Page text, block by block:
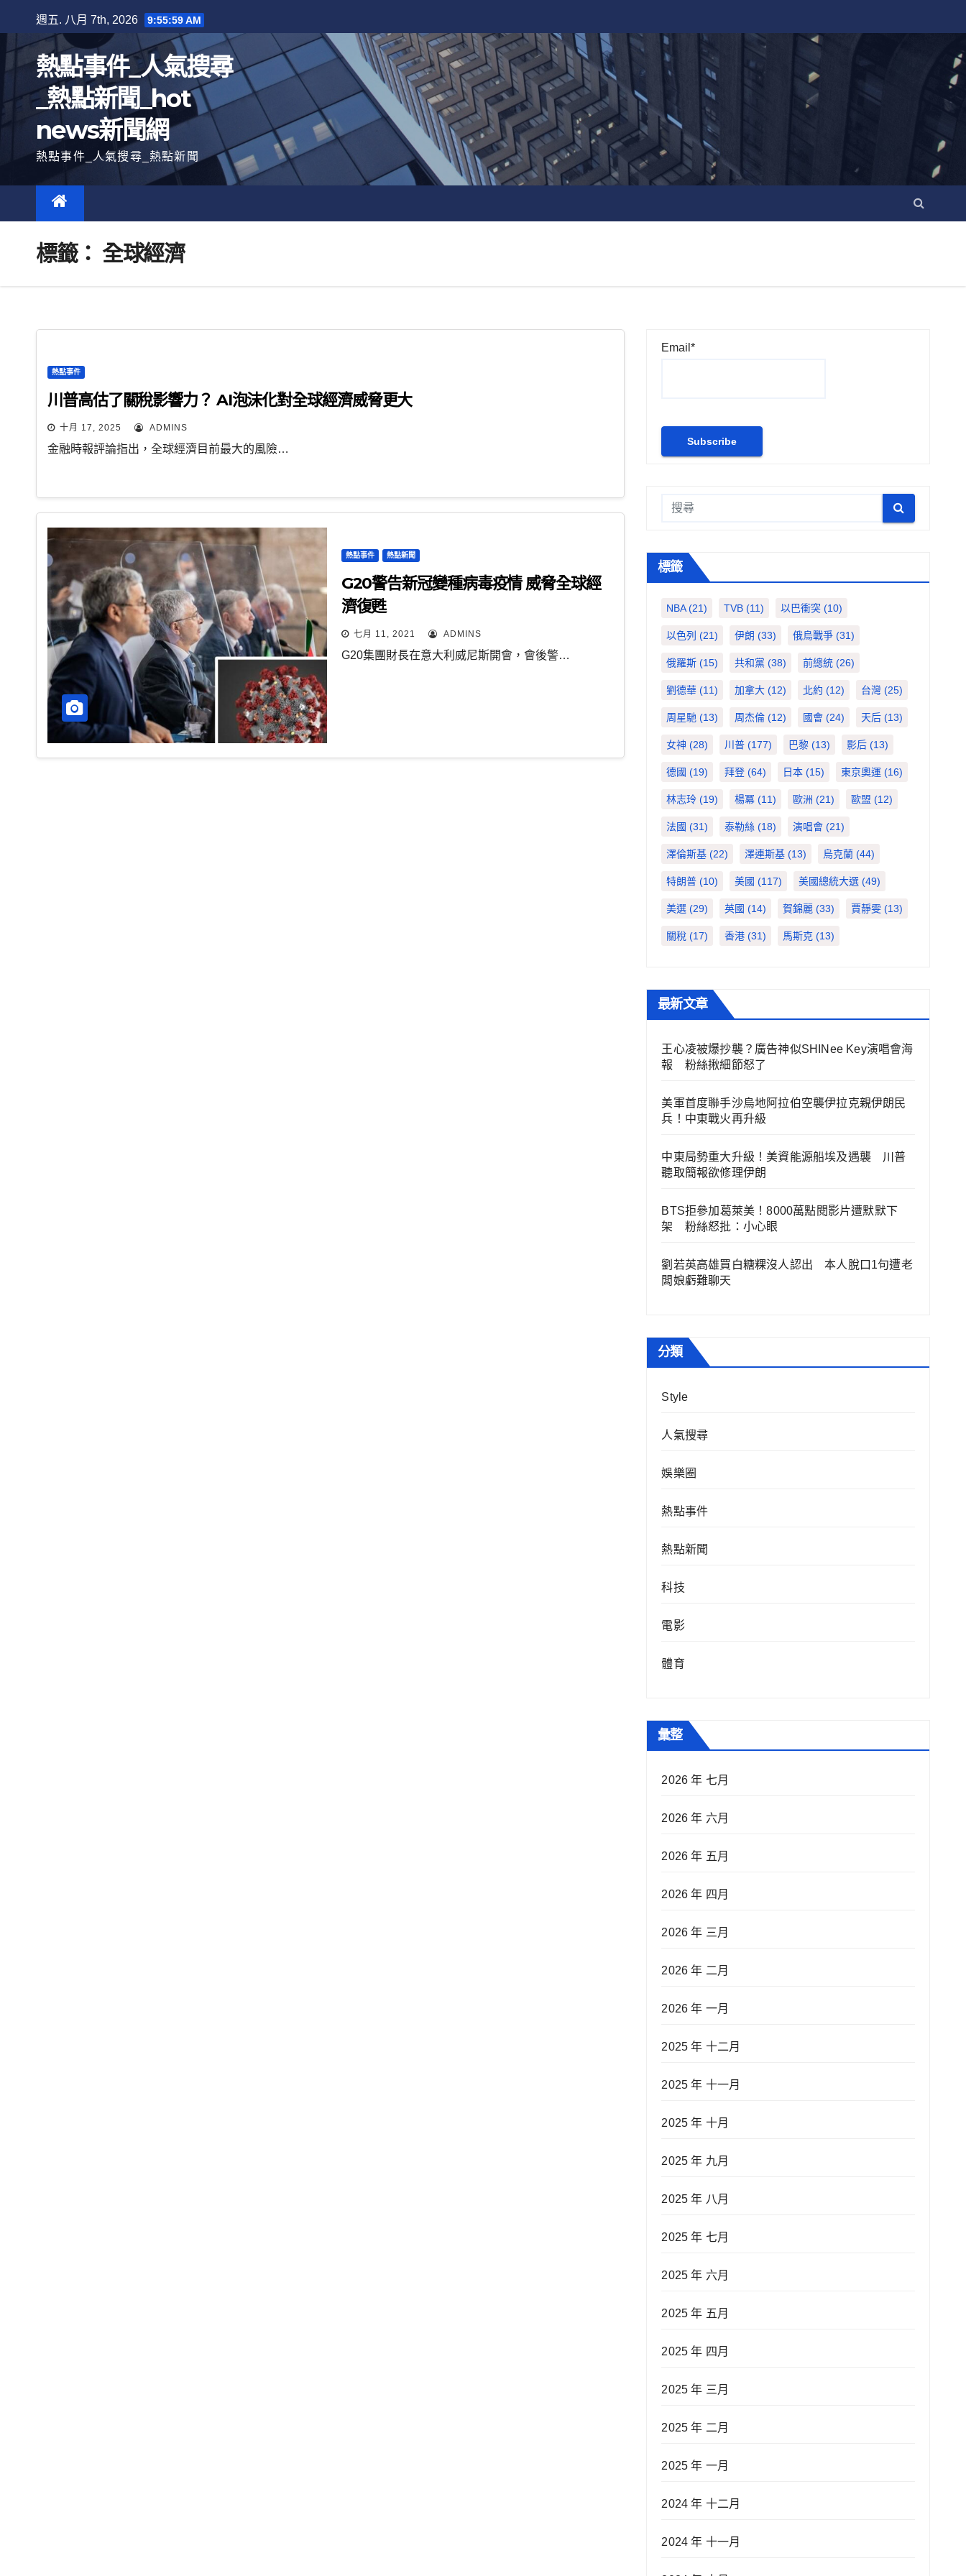
至
內
週五. 八月 7th, 2026 9:56:00 AM
熱點事件_人氣搜尋
_熱點新聞_hot
news新聞網
熱點事件_人氣搜尋_熱點新聞
標籤： 全球經濟
熱點事件
川普高估了關稅影響力？ AI泡沫化對全球經濟威脅更大
十月 17, 2025 ADMINS
金融時報評論指出，全球經濟目前最大的風險…
熱點事件 熱點新聞
G20警告新冠變種病毒疫情 威脅全球經
濟復甦
七月 11, 2021 ADMINS
G20集團財長在意大利威尼斯開會，會後警…
Email*
標籤
NBA(21) TVB (11) 以巴衝突 (10)
以色列 (21) 伊朗 (33) 俄烏戰爭 (31)
俄羅斯 (15) 共和黨 (38) 前總統 (26)
劉德華 (11) 加拿大 (12) 北約 (12) 台灣 (25)
周星馳 (13) 周杰倫 (12) 國會 (24) 天后 (13)
女神 (28) 川普 (177) 巴黎 (13) 影后 (13)
德國 (19) 拜登 (64) 日本 (15) 東京奧運 (16)
林志玲 (19) 楊冪 (11) 歐洲 (21) 歐盟 (12)
法國 (31) 泰勒絲 (18) 演唱會 (21)
澤倫斯基 (22) 澤連斯基 (13) 烏克蘭 (44)
特朗普 (10) 美國 (117) 美國總統大選 (49)
美選 (29) 英國 (14) 賀錦麗 (33) 賈靜雯 (13)
關稅 (17) 香港 (31) 馬斯克 (13)
最新文章
王心凌被爆抄襲？廣告神似SHINee Key演唱會海
報 粉絲揪細節怒了
美軍首度聯手沙烏地阿拉伯空襲伊拉克親伊朗民
兵！中東戰火再升級
中東局勢重大升級！美資能源船埃及遇襲 川普
聽取簡報欲修理伊朗
BTS拒參加葛萊美！8000萬點閱影片遭默默下
架 粉絲怒批：小心眼
劉若英高雄買白糖粿沒人認出 本人脫口1句遭老
闆娘虧難聊天
分類
Style
人氣搜尋
娛樂圈
熱點事件
熱點新聞
科技
電影
體育
彙整
2026 年 七月
2026 年 六月
2026 年 五月
2026 年 四月
2026 年 三月
2026 年 二月
2026 年 一月
2025 年 十二月
2025 年 十一月
2025 年 十月
2025 年 九月
2025 年 八月
2025 年 七月
2025 年 六月
2025 年 五月
2025 年 四月
2025 年 三月
2025 年 二月
2025 年 一月
2024 年 十二月
2024 年 十一月